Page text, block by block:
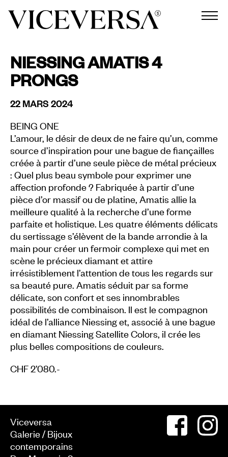
NIESSING AMATIS 4
PRONGS
22 MARS 2024
BEING ONE
L’amour, le désir de deux de ne faire qu’un, comme
source d’inspiration pour une bague de fiançailles
créée à partir d’une seule pièce de métal précieux
: Quel plus beau symbole pour exprimer une
affection profonde ? Fabriquée à partir d’une
pièce d’or massif ou de platine, Amatis allie la
meilleure qualité à la recherche d’une forme
parfaite et holistique. Les quatre éléments délicats
du sertissage s’élèvent de la bande arrondie à la
main pour créer un fermoir complexe qui met en
scène le précieux diamant et attire
irrésistiblement l’attention de tous les regards sur
sa beauté pure. Amatis séduit par sa forme
délicate, son confort et ses innombrables
possibilités de combinaison. Il est le compagnon
idéal de l’alliance Niessing et, associé à une bague
en diamant Niessing Satellite Colors, il crée les
plus belles compositions de couleurs.
CHF 2’080.-
Viceversa
Galerie / Bijoux
contemporains